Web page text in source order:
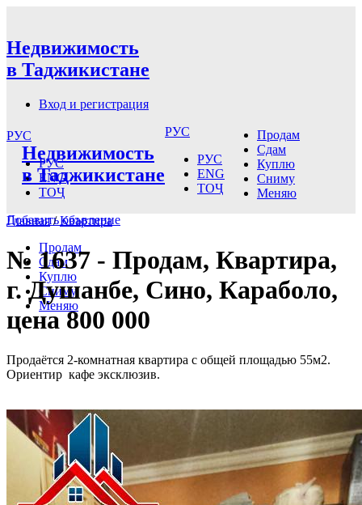
Недвижимость
в Таджикистане
Вход и регистрация
РУС
РУС
ENG
ТОҶ
Добавить объвление
Продам
Сдам
Куплю
Сниму
Меняю
Недвижимость
в Таджикистане
РУС
РУС
ENG
ТОҶ
Продам
Сдам
Куплю
Сниму
Меняю
Главная/Квартира
№ 1637 - Продам, Квартира,
г. Душанбе, Сино, Караболо,
цена 800 000
Продаётся 2-комнатная квартира с общей площадью 55м2.
Ориентир кафе эксклюзив.